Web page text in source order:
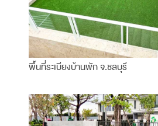
พื้นที่ระเบียงบ้านพัก จ.ชลบุรี